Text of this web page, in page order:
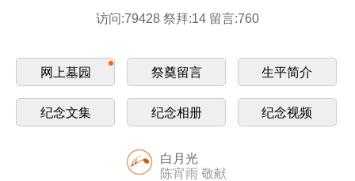
访问:79428 祭拜:14 留言:760
网上墓园 祭奠留言 生平简介
纪念文集 纪念相册 纪念视频
白月光
陈宵雨 敬献